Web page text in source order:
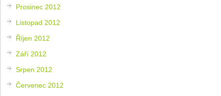
Prosinec 2012
Listopad 2012
Říjen 2012
Září 2012
Srpen 2012
Červenec 2012